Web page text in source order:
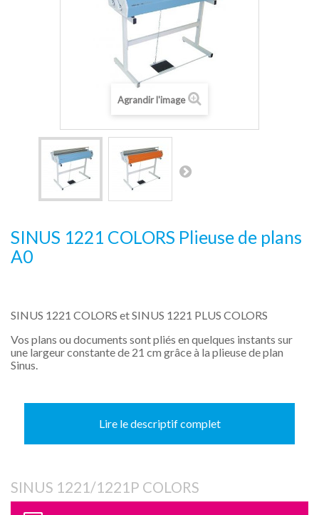
Agrandir l'image
SINUS 1221 COLORS Plieuse de plans
A0
SINUS 1221 COLORS et SINUS 1221 PLUS COLORS
Vos plans ou documents sont pliés en quelques instants sur
une largeur constante de 21 cm grâce à la plieuse de plan
Sinus.
Lire le descriptif complet
SINUS 1221/1221P COLORS